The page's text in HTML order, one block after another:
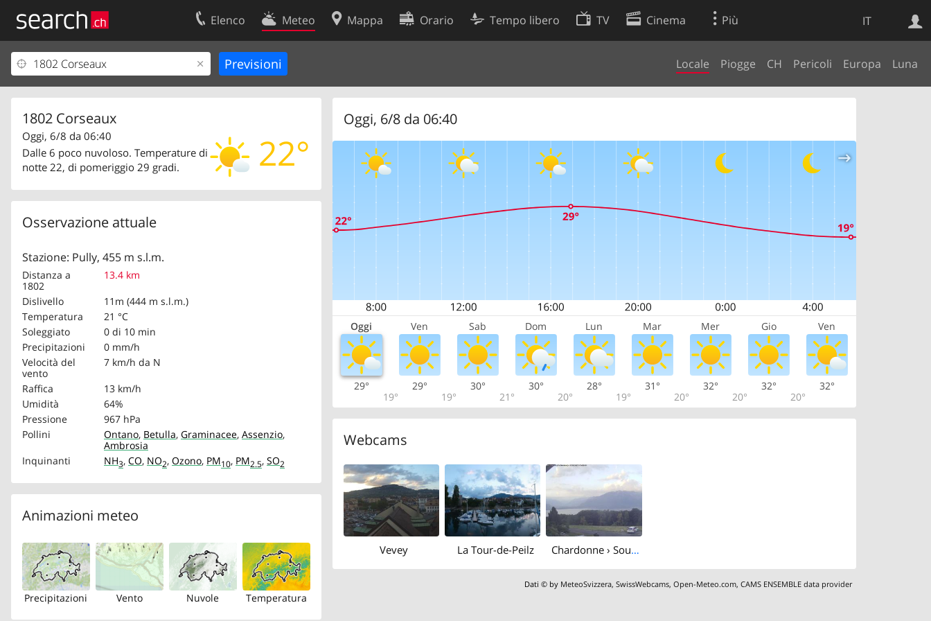
IT
Elenco Meteo Mappa Orario Tempo libero TV Cinema Più
Locale Piogge CH Pericoli Europa Luna
1802 Corseaux
22°
Oggi, 6/8 da 06:40
Dalle 6 poco nuvoloso. Temperature di
notte 22, di pomeriggio 29 gradi.
Osservazione attuale
Stazione: Pully, 455 m s.l.m.
Distanza a
1802
13.4 km
Dislivello
11m (444 m s.l.m.)
Temperatura
21 °C
Soleggiato
0 di 10 min
Precipitazioni
0 mm/h
Velocità del
vento
7 km/h da N
Raffica
13 km/h
Umidità
64%
Pressione
967 hPa
Pollini
Ontano, Betulla, Graminacee, Assenzio,
Ambrosia
Inquinanti
NH3, CO, NO2, Ozono, PM10, PM2.5, SO2
Animazioni meteo
Precipitazioni Vento Nuvole Temperatura
Oggi, 6/8 da 06:40
Oggi Ven Sab Dom Lun Mar Mer Gio Ven
29°
19°
29°
19°
30°
21°
30°
20°
28°
19°
31°
20°
32°
20°
32°
20°
32°
Webcams
Vevey La Tour-de-Peilz Chardonne › South-east: Montreux - Valais
Dati © by MeteoSvizzera,SwissWebcams,Open-Meteo.com,CAMS ENSEMBLE data provider
Ricerca Web
Il vostro profolio
Area clienti
Contatti
Condizioni d’uso
Preferenze cookie